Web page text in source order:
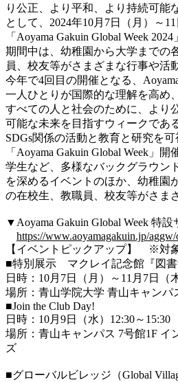
り公正、より平和、より持続可能
として、2024年10月7日（月）～
「Aoyama Gakuin Global Week
期間中は、幼稚園から大学までの
員、校友等がさまざまな行事や活
今年で4回目の開催となる、
一人ひとりが国際的な理解を高め
すべての人と社会のために、より
可能な未来を目指すウィークである
SDGs関係の活動と教育と研究を可
「Aoyama Gakuin Global Week」
学生など、多様なバックグラウン
を深めるイベントのほか、幼稚園
の在校生、教職員、校友等がさま
▼Aoyama Gakuin Global Week 特設
https://www.aoyamagakuin.jp/
【イベントピックアップ】 ※対
■特別展示 マクレイ記念館『図書
日時：10月7日（月）～11月7日（
場所： 青山学院大学 青山キャンパ
■Join the Club Day!
日時：10月9日（水）12:30～15:30
場所：青山キャンパス 7号館1F イ
ズ
■グローバルビレッジ（Global